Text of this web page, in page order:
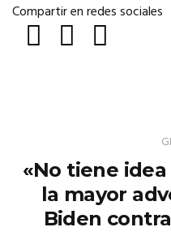
Compartir en redes sociales
«No tiene
la mayor
Biden